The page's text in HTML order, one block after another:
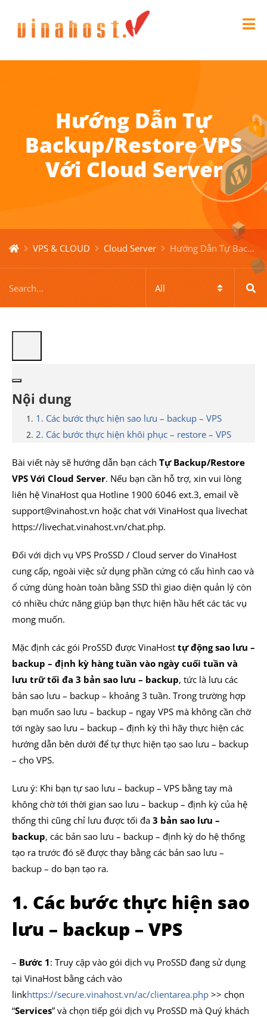
Hướng Dẫn Tự
Backup/Restore VPS
Với Cloud Server
VPS & CLOUD Cloud Server Hướng Dẫn Tự Backup/Restore VPS Với Cloud Server
Nội dung
1. Các bước thực hiện sao lưu – backup – VPS
2. Các bước thực hiện khôi phục – restore – VPS
Bài viết này sẽ hướng dẫn bạn cách Tự Backup/Restore
VPS Với Cloud Server. Nếu bạn cần hỗ trợ, xin vui lòng
liên hệ VinaHost qua Hotline 1900 6046 ext.3, email về
support@vinahost.vn hoặc chat với VinaHost qua livechat
https://livechat.vinahost.vn/chat.php.
Đối với dịch vụ VPS ProSSD / Cloud server do VinaHost
cung cấp, ngoài việc sử dụng phần cứng có cấu hình cao và
ổ cứng dùng hoàn toàn bằng SSD thì giao diện quản lý còn
có nhiều chức năng giúp bạn thực hiện hầu hết các tác vụ
mong muốn.
Mặc định các gói ProSSD được VinaHost tự động sao lưu –
backup – định kỳ hàng tuần vào ngày cuối tuần và
lưu trữ tối đa 3 bản sao lưu – backup, tức là lưu các
bản sao lưu – backup – khoảng 3 tuần. Trong trường hợp
bạn muốn sao lưu – backup – ngay VPS mà không cần chờ
tới ngày sao lưu – backup – định kỳ thì hãy thực hiện các
hướng dẫn bên dưới để tự thực hiện tạo sao lưu – backup
– cho VPS.
Lưu ý: Khi bạn tự sao lưu – backup – VPS bằng tay mà
không chờ tới thời gian sao lưu – backup – định kỳ của hệ
thống thì cũng chỉ lưu được tối đa 3 bản sao lưu –
backup, các bản sao lưu – backup – định kỳ do hệ thống
tạo ra trước đó sẽ được thay bằng các bản sao lưu –
backup – do bạn tạo ra.
1. Các bước thực hiện sao
lưu – backup – VPS
– Bước 1: Truy cập vào gói dịch vụ ProSSD đang sử dụng
tại VinaHost bằng cách vào
linkhttps://secure.vinahost.vn/ac/clientarea.php >> chọn
“Services” và chọn tiếp gói dịch vụ ProSSD mà Quý khách